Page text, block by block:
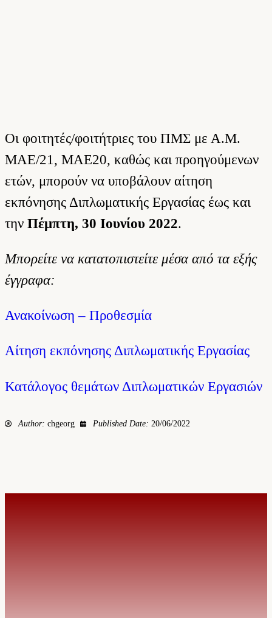
Οι φοιτητές/φοιτήτριες του ΠΜΣ με Α.Μ.
ΜΑΕ/21, ΜΑΕ20, καθώς και προηγούμενων
ετών, μπορούν να υποβάλουν αίτηση
εκπόνησης Διπλωματικής Εργασίας έως και
την Πέμπτη, 30 Ιουνίου 2022.
Μπορείτε να κατατοπιστείτε μέσα από τα εξής
έγγραφα:
Ανακοίνωση – Προθεσμία
Αίτηση εκπόνησης Διπλωματικής Εργασίας
Κατάλογος θεμάτων Διπλωματικών Εργασιών
Author: chgeorg Published Date: 20/06/2022